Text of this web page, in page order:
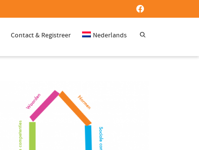
Contact & Registreer Nederlands